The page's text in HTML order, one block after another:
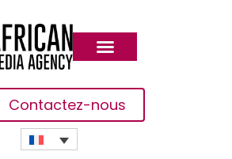
Contactez-nous